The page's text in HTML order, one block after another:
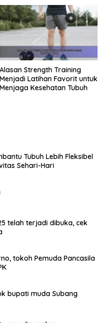
Alasan Strength Training
Menjadi Latihan Favorit untuk
Menjaga Kesehatan Tubuh
Tubuh Lebih Fleksibel
Sehari-Hari
telah terjadi dibuka, cek
tokoh Pemuda Pancasila
bupati muda Subang